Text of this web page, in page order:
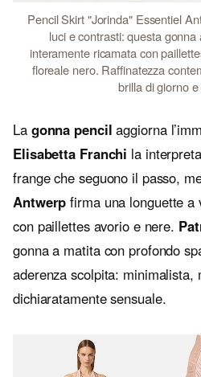
Pencil Skirt "Jorinda" Essentiel
luci e contrasti: questa
interamente ricamata con
floreale nero. Raffinatezza
brilla di giorno
La gonna pencil aggiorna
Elisabetta Franchi la
frange che seguono il passo,
Antwerp firma una longuette a
con paillettes avorio e nere.
gonna a matita con profondo
aderenza scolpita: minimalista,
dichiaratamente sensuale.